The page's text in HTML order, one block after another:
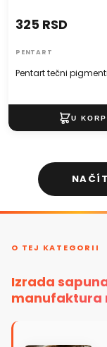
Pentart tečni
325 RSD
PENTART
O TEJ KATEGORII
Izrada
manufaktura